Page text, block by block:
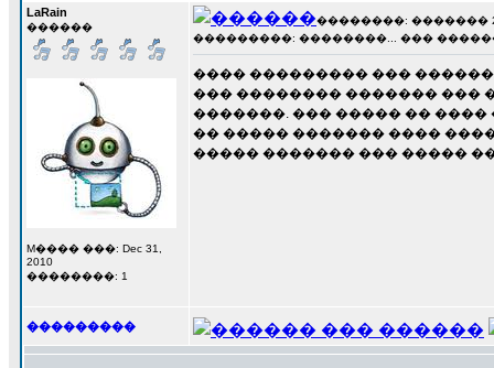
LaRain
������
M���� ���: Dec 31,
2010
��������: 1
��������: ������� 28
���������: ��������... ���
���� ��������� ���
��� �������� ������� ���
�������. ��� ����� ��
�� ����� ������� ����
����� ������� ��� �����
���������